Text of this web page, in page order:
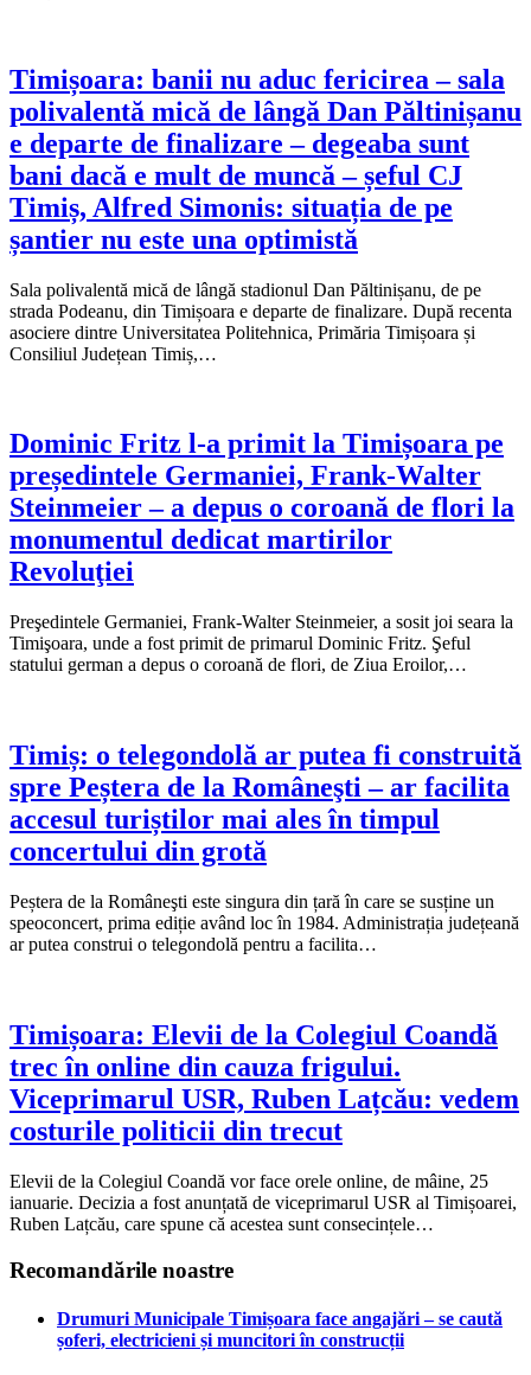
Timișoara: banii nu aduc fericirea – sala
polivalentă mică de lângă Dan Păltinișanu
e departe de finalizare – degeaba sunt
bani dacă e mult de muncă – șeful CJ
Timiș, Alfred Simonis: situația de pe
șantier nu este una optimistă
Sala polivalentă mică de lângă stadionul Dan Păltinișanu, de pe
strada Podeanu, din Timișoara e departe de finalizare. După recenta
asociere dintre Universitatea Politehnica, Primăria Timișoara și
Consiliul Județean Timiș,…
Dominic Fritz l-a primit la Timișoara pe
președintele Germaniei, Frank-Walter
Steinmeier – a depus o coroană de flori la
monumentul dedicat martirilor
Revoluţiei
Preşedintele Germaniei, Frank-Walter Steinmeier, a sosit joi seara la
Timişoara, unde a fost primit de primarul Dominic Fritz. Şeful
statului german a depus o coroană de flori, de Ziua Eroilor,…
Timiș: o telegondolă ar putea fi construită
spre Peștera de la Româneşti – ar facilita
accesul turiștilor mai ales în timpul
concertului din grotă
Peștera de la Româneşti este singura din țară în care se susține un
speoconcert, prima ediție având loc în 1984. Administrația județeană
ar putea construi o telegondolă pentru a facilita…
Timișoara: Elevii de la Colegiul Coandă
trec în online din cauza frigului.
Viceprimarul USR, Ruben Lațcău: vedem
costurile politicii din trecut
Elevii de la Colegiul Coandă vor face orele online, de mâine, 25
ianuarie. Decizia a fost anunțată de viceprimarul USR al Timișoarei,
Ruben Lațcău, care spune că acestea sunt consecințele…
Recomandările noastre
Drumuri Municipale Timișoara face angajări – se caută
șoferi, electricieni și muncitori în construcții